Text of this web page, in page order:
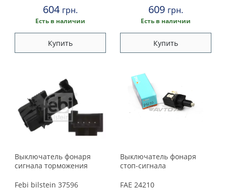
604 грн.
Есть в наличии
Купить
609 грн.
Есть в наличии
Купить
Выключатель фонаря
сигнала торможения
Febi bilstein 37596
Выключатель фонаря
стоп-сигнала
FAE 24210